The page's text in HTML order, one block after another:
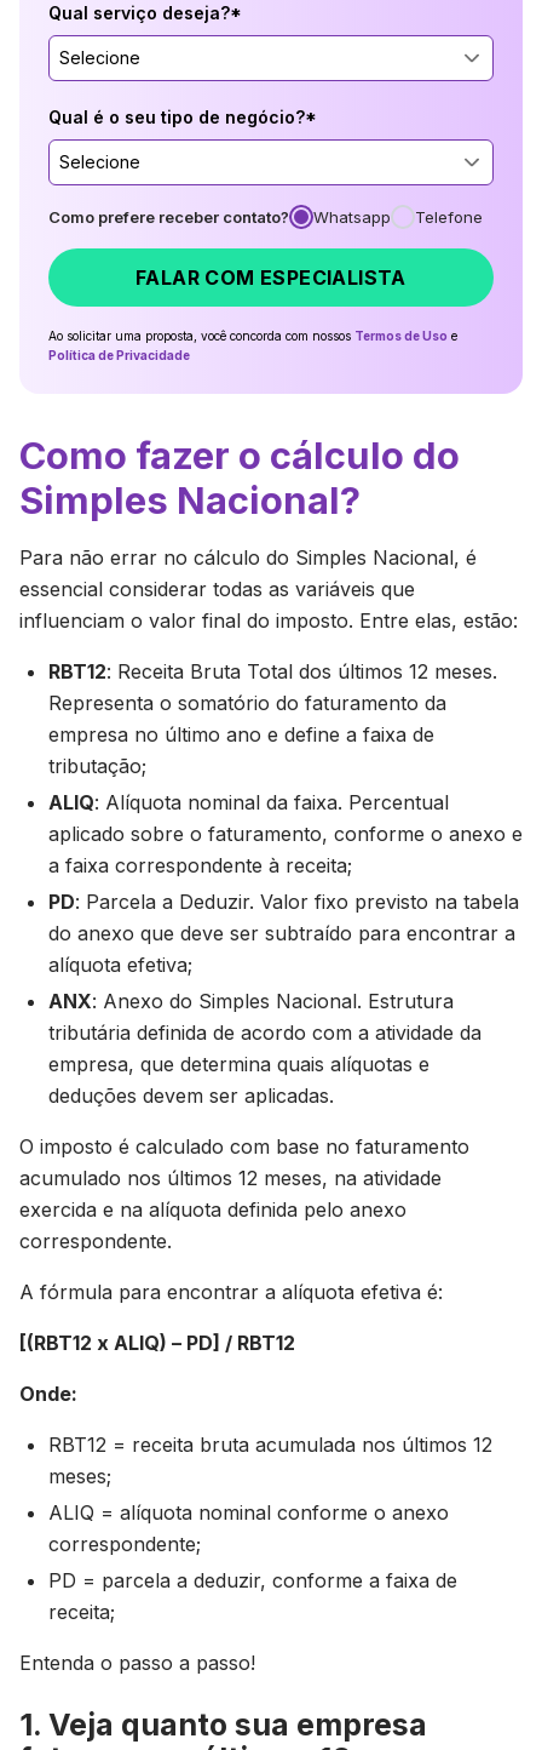
Qual serviço deseja?*
Selecione
Qual é o seu tipo de negócio?*
Selecione
Como prefere receber contato? Whatsapp Telefone
FALAR COM ESPECIALISTA
Ao solicitar uma proposta, você concorda com nossos Termos de Uso e
Política de Privacidade
Como fazer o cálculo do
Simples Nacional?
Para não errar no cálculo do Simples Nacional, é
essencial considerar todas as variáveis que
influenciam o valor final do imposto. Entre elas, estão:
RBT12: Receita Bruta Total dos últimos 12 meses.
Representa o somatório do faturamento da
empresa no último ano e define a faixa de
tributação;
ALIQ: Alíquota nominal da faixa. Percentual
aplicado sobre o faturamento, conforme o anexo e
a faixa correspondente à receita;
PD: Parcela a Deduzir. Valor fixo previsto na tabela
do anexo que deve ser subtraído para encontrar a
alíquota efetiva;
ANX: Anexo do Simples Nacional. Estrutura
tributária definida de acordo com a atividade da
empresa, que determina quais alíquotas e
deduções devem ser aplicadas.
O imposto é calculado com base no faturamento
acumulado nos últimos 12 meses, na atividade
exercida e na alíquota definida pelo anexo
correspondente.
A fórmula para encontrar a alíquota efetiva é:
[(RBT12 x ALIQ) – PD] / RBT12
Onde:
RBT12 = receita bruta acumulada nos últimos 12
meses;
ALIQ = alíquota nominal conforme o anexo
correspondente;
PD = parcela a deduzir, conforme a faixa de
receita;
Entenda o passo a passo!
1. Veja quanto sua empresa